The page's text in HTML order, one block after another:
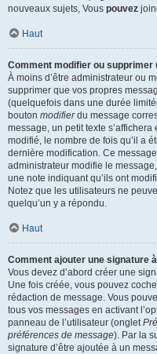
nouveaux sujets, Vous pouvez
Haut
Comment modifier ou supprimer
À moins d’être administrateur ou
supprimer que vos propres
(quelquefois dans une durée
bouton modifierdu message
message, un petit texte
modifié, le nombre de fois qu’il a
dernière modification. Ce
administrateur modifie le
une note indiquant qu’ils ont
Notez que les utilisateurs ne
quelqu’un y a répondu.
Haut
Comment ajouter une signature
Vous devez d’abord créer une
Une fois créée, vous pouvez
rédaction de message. Vous
tous vos messages en activant
panneau de l’utilisateur (onglet
préférences de message). Par la
signature d’être ajoutée à un